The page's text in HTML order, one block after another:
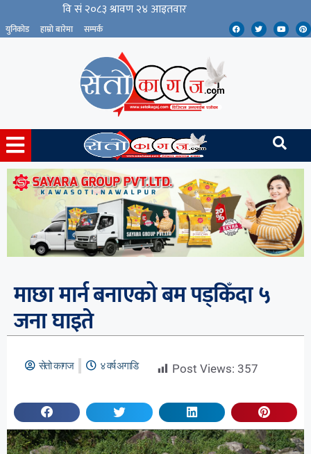
युनिकोड हाम्रो बारेमा सम्पर्क
माछा मार्न बनाएको बम पड्किँदा ५
जना घाइते
सेतो कागज ४ वर्ष अगाडि Post Views: 357